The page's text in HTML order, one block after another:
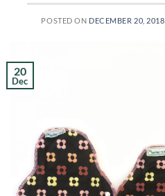
POSTED ON DECEMBER 20, 2018
20
Dec